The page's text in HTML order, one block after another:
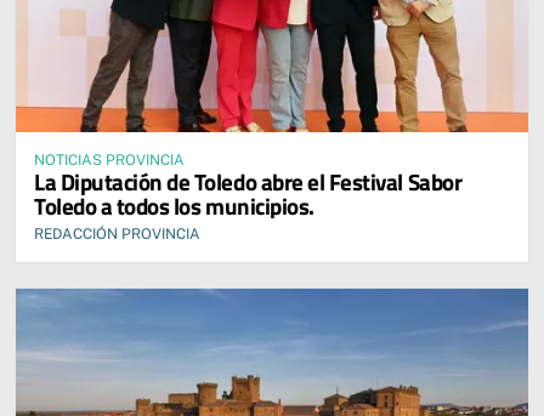
NOTICIAS PROVINCIA
La Diputación de Toledo abre el Festival Sabor
Toledo a todos los municipios.
REDACCIÓN PROVINCIA